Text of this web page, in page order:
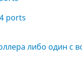
ports
либо один с